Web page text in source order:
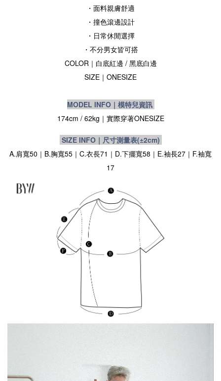
・面料親膚舒適
・撞色滾邊設計
・日常休閒選擇
・不分男女皆可搭
COLOR｜白底紅邊 / 黑底白邊
SIZE ｜ONESIZE
MODEL INFO｜模特兒資訊
174cm / 62kg｜實際穿著ONESIZE
SIZE INFO｜尺寸測量表(±2cm)
A.肩寬50｜B.胸寬55｜C.衣長71｜D.下擺寬58｜E.袖長27｜F.袖寬
17